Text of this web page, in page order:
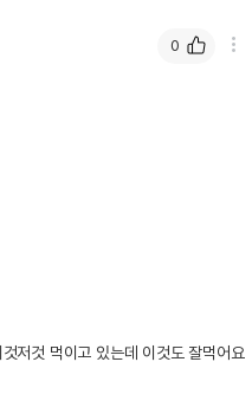
저것 먹이고 있는데 이것도 잘먹어요
0